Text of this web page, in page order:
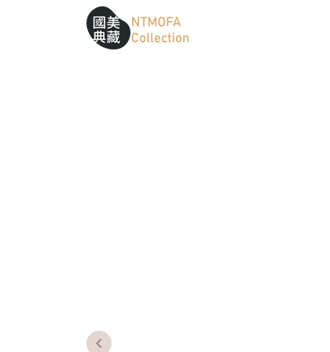
跳到中間主要內容區
網站導覽
:::